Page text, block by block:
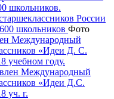
России
школьников Фото
Международный
«Идеи Д.С.
уч. г.